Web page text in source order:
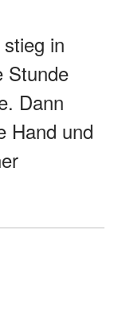
in
Stunde
Dann
Hand und